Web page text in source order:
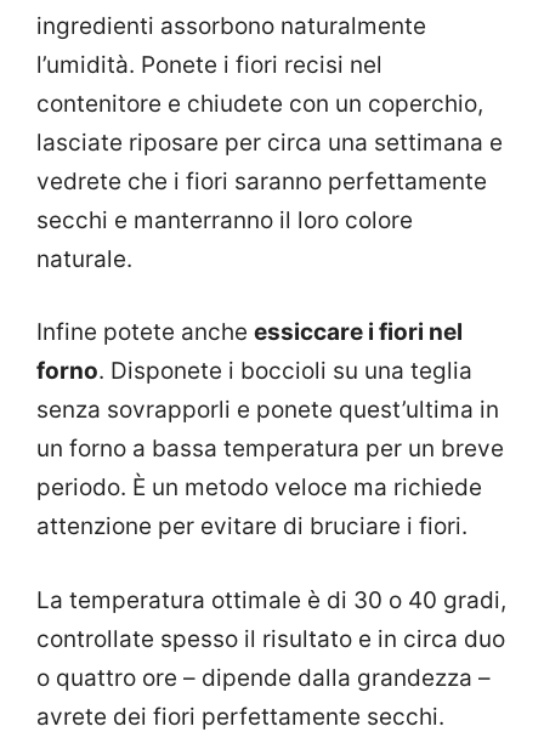
ingredienti assorbono naturalmente
l’umidità. Ponete i fiori recisi nel
contenitore e chiudete con un coperchio,
lasciate riposare per circa una settimana e
vedrete che i fiori saranno perfettamente
secchi e manterranno il loro colore
naturale.
Infine potete anche essiccare i fiori nel
forno. Disponete i boccioli su una teglia
senza sovrapporli e ponete quest’ultima in
un forno a bassa temperatura per un breve
periodo. È un metodo veloce ma richiede
attenzione per evitare di bruciare i fiori.
La temperatura ottimale è di 30 o 40 gradi,
controllate spesso il risultato e in circa duo
o quattro ore – dipende dalla grandezza –
avrete dei fiori perfettamente secchi.